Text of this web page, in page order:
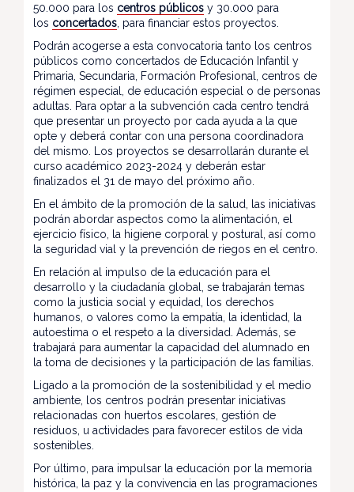
50.000 para los centros públicos y 30.000 para
los concertados , para financiar estos proyectos.
Podrán acogerse a esta convocatoria tanto los centros
públicos como concertados de Educación Infantil y
Primaria, Secundaria, Formación Profesional, centros de
régimen especial, de educación especial o de personas
adultas. Para optar a la subvención cada centro tendrá
que presentar un proyecto por cada ayuda a la que
opte y deberá contar con una persona coordinadora
del mismo. Los proyectos se desarrollarán durante el
curso académico 2023-2024 y deberán estar
finalizados el 31 de mayo del próximo año.
En el ámbito de la promoción de la salud, las iniciativas
podrán abordar aspectos como la alimentación, el
ejercicio físico, la higiene corporal y postural, así como
la seguridad vial y la prevención de riegos en el centro.
En relación al impulso de la educación para el
desarrollo y la ciudadanía global, se trabajarán temas
como la justicia social y equidad, los derechos
humanos, o valores como la empatía, la identidad, la
autoestima o el respeto a la diversidad. Además, se
trabajará para aumentar la capacidad del alumnado en
la toma de decisiones y la participación de las familias.
Ligado a la promoción de la sostenibilidad y el medio
ambiente, los centros podrán presentar iniciativas
relacionadas con huertos escolares, gestión de
residuos, u actividades para favorecer estilos de vida
sostenibles.
Por último, para impulsar la educación por la memoria
histórica, la paz y la convivencia en las programaciones